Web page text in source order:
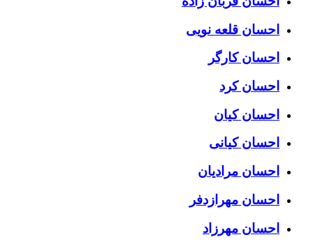
احسان قلعه نویی
احسان کارگر
احسان کرد
احسان کیان
احسان کیانی
احسان مرادیان
احسان مهرازدفر
احسان مهرزاد